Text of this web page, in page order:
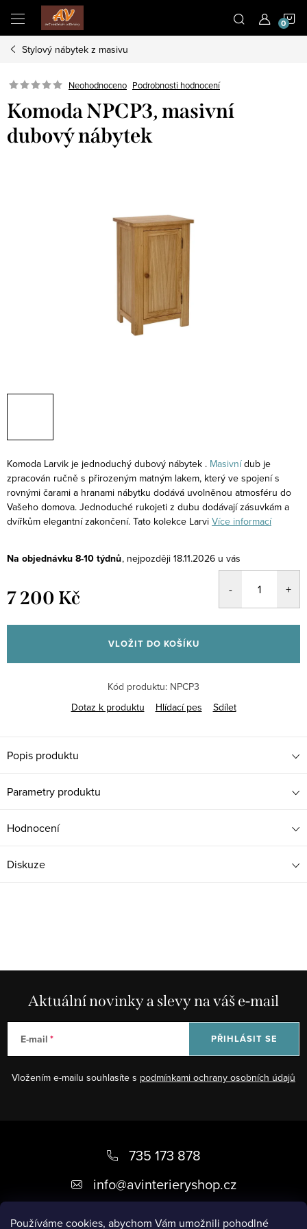
Používáme cookies, abychom Vám umožnili pohodlné
obsah
Stylový nábytek z masivu
Neohodnoceno Podrobnosti hodnocení
Komoda NPCP3, masivní
dubový nábytek
Komoda Larvik je jednoduchý dubový nábytek . Masivnídub je
zpracován ručně s přirozeným matným lakem, který ve spojení s
rovnými čarami a hranami nábytku dodává uvolněnou atmosféru do
Vašeho domova. Jednoduché rukojeti z dubu dodávají zásuvkám a
dvířkům elegantní zakončení. Tato kolekce Larvi Více informací
Na objednávku 8-10 týdnů 18.11.2026
7 200 Kč
cena:
VLOŽIT DO KOŠÍKU
Kód produktu: NPCP3
Dotaz k produktu
Hlídací pes Sdílet
Popis produktu
Parametry produktu
Hodnocení
Diskuze
Aktuální novinky a slevy na váš e-mail
E-mail
Vložením e-mailu souhlasíte s podmínkami ochrany osobních údajů
PŘIHLÁSIT SE
a
735 173 878
info@avinterieryshop.cz